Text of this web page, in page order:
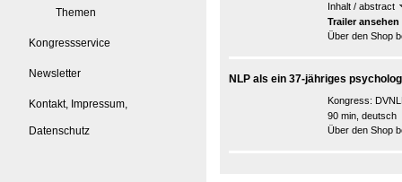
Themen
Kongressservice
Newsletter
Kontakt, Impressum,
Datenschutz
Inhalt / abstract
Trailer ansehen
Über den Shop
NLP als ein 37-jähriges
Kongress:
90 min, deutsch
Über den Shop